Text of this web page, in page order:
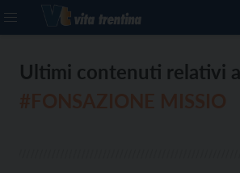
Ultimi contenuti relativi a